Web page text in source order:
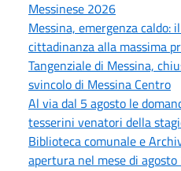
Messinese 2026
Messina, emergenza caldo:
cittadinanza alla massima
Tangenziale di Messina,
svincolo di Messina Centro
Al via dal 5 agosto le
tesserini venatori della
Biblioteca comunale e
apertura nel mese di